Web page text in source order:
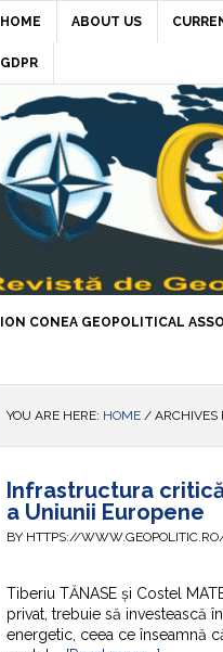
HOME ABOUT US
GDPR
ION CONEA GEOPOLITICAL
YOU ARE HERE: HOME / ARCHIVES
Infrastructura
a Uniunii Europene
BY HTTPS://
Tiberiu TĂNASE și Costel
privat, trebuie să investească
energetic, ceea ce înseamnă